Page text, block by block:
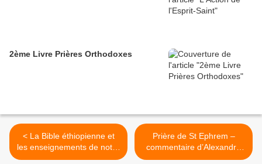
2ème Livre Prières Orthodoxes
< La Bible éthiopienne et
les enseignements de notre
Seigneur Jésus-Christ
Prière de St Ephrem –
commentaire d’Alexandre
Schmemann >